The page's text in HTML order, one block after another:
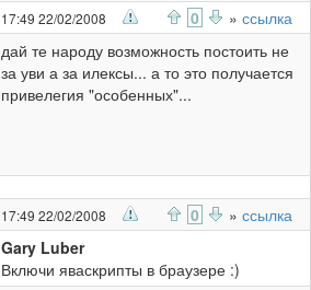
17:49 22/02/2008 0 » ссылка
дай те народу возможность постоить не
за уви а за илексы... а то это получается
привелегия "особенных"...
17:49 22/02/2008 0 » ссылка
Gary Luber
Включи яваскрипты в браузере :)